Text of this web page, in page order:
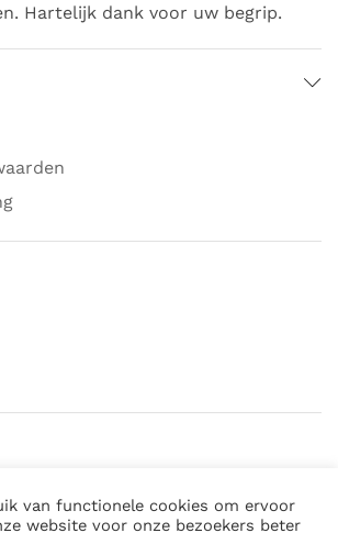
Hartelijk dank voor uw begrip.
All Rights Reserved
van functionele cookies om ervoor
website voor onze bezoekers beter